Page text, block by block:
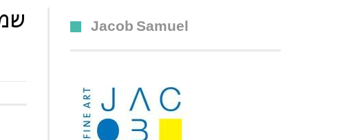
שמואל טפלר (1918 1998) בתים בתל אביב שנות ה -80 שמן על בד 50×40 חתום
Jacob Samuel